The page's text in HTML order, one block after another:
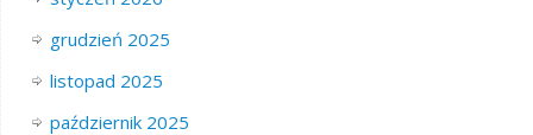
grudzień 2025
listopad 2025
październik 2025